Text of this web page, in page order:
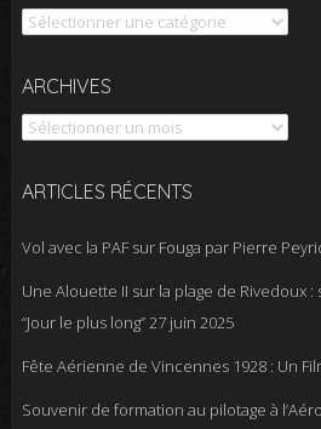
Catégories
ARCHIVES
Archives
ARTICLES RÉCENTS
Vol avec la PAF sur Fouga par Pierre
Une Alouette II sur la plage de Rivedoux
“Jour le plus long”27 juin 2025
Fête Aérienne de Vincennes 1928 : Un
Souvenir de formation au pilotage à